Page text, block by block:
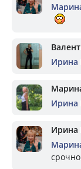
Ирина
Ирина
Ирина